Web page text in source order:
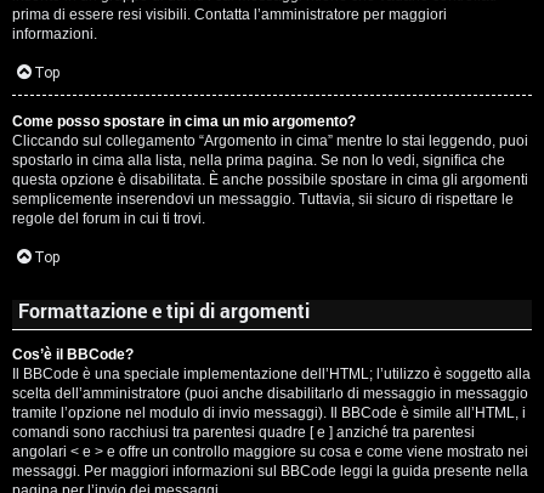
prima di essere resi visibili. Contatta l’amministratore per maggiori
informazioni.
Top
Come posso spostare in cima un mio argomento?
Cliccando sul collegamento “Argomento in cima” mentre lo stai leggendo, puoi
spostarlo in cima alla lista, nella prima pagina. Se non lo vedi, significa che
questa opzione è disabilitata. È anche possibile spostare in cima gli argomenti
semplicemente inserendovi un messaggio. Tuttavia, sii sicuro di rispettare le
regole del forum in cui ti trovi.
Top
Formattazione e tipi di argomenti
Cos’è il BBCode?
Il BBCode è una speciale implementazione dell’HTML; l’utilizzo è soggetto alla
scelta dell’amministratore (puoi anche disabilitarlo di messaggio in messaggio
tramite l’opzione nel modulo di invio messaggi). Il BBCode è simile all’HTML, i
comandi sono racchiusi tra parentesi quadre [ e ] anziché tra parentesi
angolari < e > e offre un controllo maggiore su cosa e come viene mostrato nei
messaggi. Per maggiori informazioni sul BBCode leggi la guida presente nella
G
i
g
i
D
'
A
g
o
s
t
i